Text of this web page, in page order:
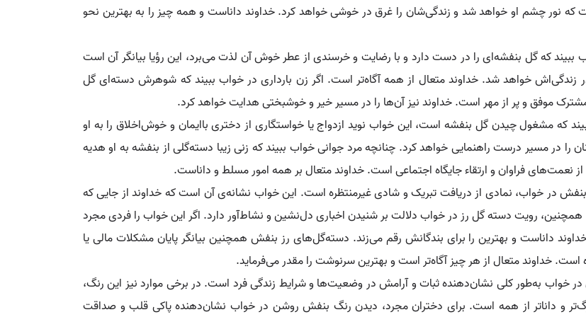
که نور چشم او خواهد شد و زندگی‌شان را غرق در خوشی خواهد کرد. خداوند داناست و همه چیز را به بهترین نحو
ببیند که گل بنفشه‌ای را در دست دارد و با رضایت و خرسندی از عطر خوش آن لذت می‌برد، این رؤیا بیانگر آن است
زندگی‌اش خواهد شد. خداوند متعال از همه آگاه‌تر است. اگر زن بارداری در خواب ببیند که شوهرش دسته‌ای گل
موفق و پر از مهر است. خداوند نیز آن‌ها را در مسیر خیر و خوشبختی هدایت خواهد کرد.
که مشغول چیدن گل بنفشه است، این خواب نوید ازدواج یا خواستگاری از دختری باایمان و خوش‌اخلاق را به او
را در مسیر درست راهنمایی خواهد کرد. چنانچه مرد جوانی خواب ببیند که زنی زیبا دسته‌گلی از بنفشه به او هدیه
فراوان و ارتقاء جایگاه اجتماعی است. خداوند متعال بر همه امور مسلط و داناست.
در خواب، نمادی از دریافت تبریک و شادی غیرمنتظره است. این خواب نشانه‌ی آن است که خداوند از جایی که
همچنین، رویت دسته گل رز در خواب دلالت بر شنیدن اخباری دل‌نشین و نشاط‌آور دارد. اگر این خواب را فردی مجرد
داناست و بهترین را برای بندگانش رقم می‌زند. دسته‌گل‌های رز بنفش همچنین بیانگر پایان مشکلات مالی یا
است. خداوند متعال از هر چیز آگاه‌تر است و بهترین سرنوشت را مقدر می‌فرماید.
به‌طور کلی نشان‌دهنده ثبات و آرامش در وضعیت‌ها و شرایط زندگی فرد است. در برخی موارد نیز این رنگ،
و داناتر از همه است. برای دختران مجرد، دیدن رنگ بنفش روشن در خواب نشان‌دهنده پاکی قلب و صداقت